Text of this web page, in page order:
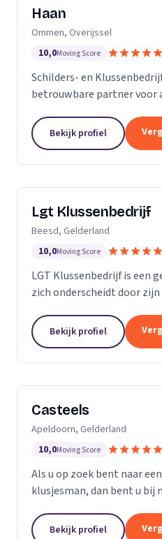
Haan
Ommen, Overijssel
10,0Moving Score
Schilders- en
betrouwbare partner voor
in november 2007, hebben
door onze...
Bekijk profiel
Lgt Klussenbedrijf
Beesd, Gelderland
10,0Moving Score
LGT Klussenbedrijf is een
zich onderscheidt door
ervaren professionals die
Bekijk profiel
Casteels
Apeldoorn, Gelderland
10,0Moving Score
Als u op zoek bent naar
klusjesman, dan bent u bij
klussenbedrijf en heb ik een
Bekijk profiel